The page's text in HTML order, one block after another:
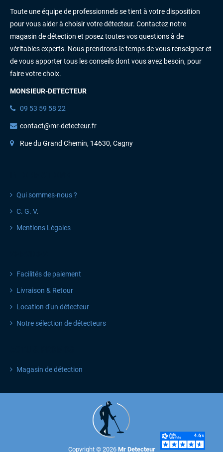
Toute une équipe de professionnels se tient à votre disposition
pour vous aider à choisir votre détecteur. Contactez notre
magasin de détection et posez toutes vos questions à de
véritables experts. Nous prendrons le temps de vous renseigner et
de vous apporter tous les conseils dont vous avez besoin, pour
faire votre choix.
MONSIEUR-DETECTEUR
09 53 59 58 22
contact@mr-detecteur.fr
Rue du Grand Chemin, 14630, Cagny
Qui sommes-nous ?
C. G. V.
Mentions Légales
Facilités de paiement
Livraison & Retour
Location d'un détecteur
Notre sélection de détecteurs
Magasin de détection
Copyright © 2026 Mr Detecteur